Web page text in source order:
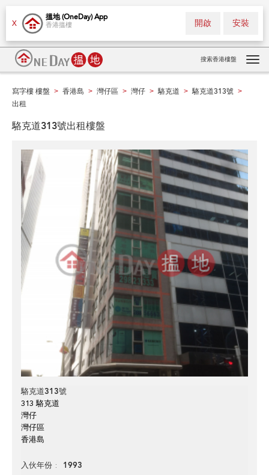
X
搵地 (OneDay) App
香港搵樓 安裝
開啟
搜索香港樓盤
寫字樓 樓盤 > 香港島 > 灣仔區 > 灣仔 > 駱克道 > 駱克道313號 >
出租
駱克道313號出租樓盤
駱克道313號
313 駱克道
灣仔
灣仔區
香港島
入伙年份 1993